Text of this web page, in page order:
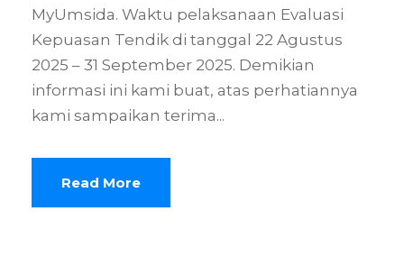
MyUmsida. Waktu pelaksanaan Evaluasi
Kepuasan Tendik di tanggal 22 Agustus
2025 – 31 September 2025. Demikian
informasi ini kami buat, atas perhatiannya
kami sampaikan terima...
Read More